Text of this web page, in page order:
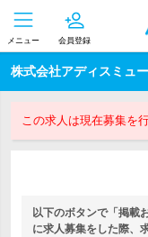
メニュー 会員登録
株式会社アディスミュ
この求人は現在募集を
以下のボタンで「掲載
に求人募集をした際、